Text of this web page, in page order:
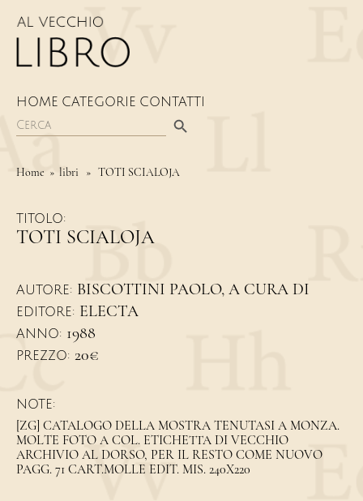
HOME CATEGORIE CONTATTI
Search
for:
Home » libri » TOTI SCIALOJA
TITOLO:
TOTI SCIALOJA
AUTORE: BISCOTTINI PAOLO, A CURA DI
EDITORE: ELECTA
ANNO: 1988
PREZZO: 20€
NOTE:
[ZG] CATALOGO DELLA MOSTRA TENUTASI A MONZA.
MOLTE FOTO A COL. ETICHETTA DI VECCHIO
ARCHIVIO AL DORSO, PER IL RESTO COME NUOVO
PAGG. 71 CART.MOLLE EDIT. MIS. 240X220